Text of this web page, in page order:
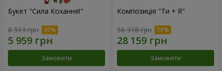
Букет "Сила Кохання!"
8 513 грн
Замовити
Композиція "Ти + Я"
56 318 грн
Замовити